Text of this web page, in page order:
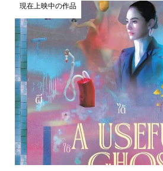
現在上映中の作品